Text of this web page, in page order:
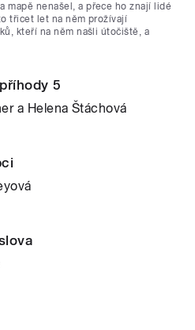
mapě nenašel, a přece ho znají lidé
třicet let na něm prožívají
kteří na něm našli útočiště, a
5
a Helena Štáchová